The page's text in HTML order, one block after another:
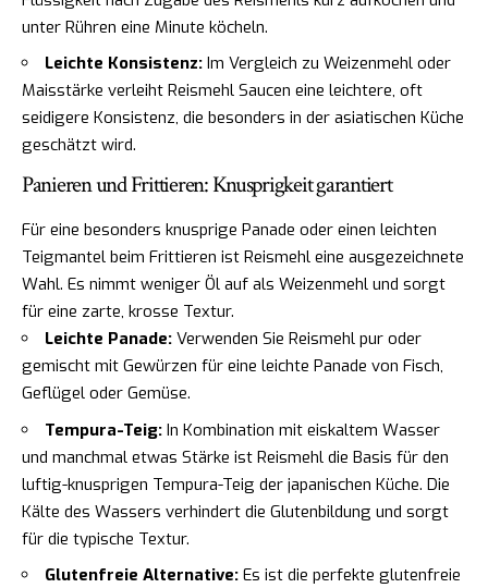
unter Rühren eine Minute köcheln.
Leichte Konsistenz: Im Vergleich zu Weizenmehl oder
Maisstärke verleiht Reismehl Saucen eine leichtere, oft
seidigere Konsistenz, die besonders in der asiatischen Küche
geschätzt wird.
Panieren und Frittieren: Knusprigkeit garantiert
Für eine besonders knusprige Panade oder einen leichten
Teigmantel beim Frittieren ist Reismehl eine ausgezeichnete
Wahl. Es nimmt weniger Öl auf als Weizenmehl und sorgt
für eine zarte, krosse Textur.
Leichte Panade: Verwenden Sie Reismehl pur oder
gemischt mit Gewürzen für eine leichte Panade von Fisch,
Geflügel oder Gemüse.
Tempura-Teig: In Kombination mit eiskaltem Wasser
und manchmal etwas Stärke ist Reismehl die Basis für den
luftig-knusprigen Tempura-Teig der japanischen Küche. Die
Kälte des Wassers verhindert die Glutenbildung und sorgt
für die typische Textur.
Glutenfreie Alternative: Es ist die perfekte glutenfreie